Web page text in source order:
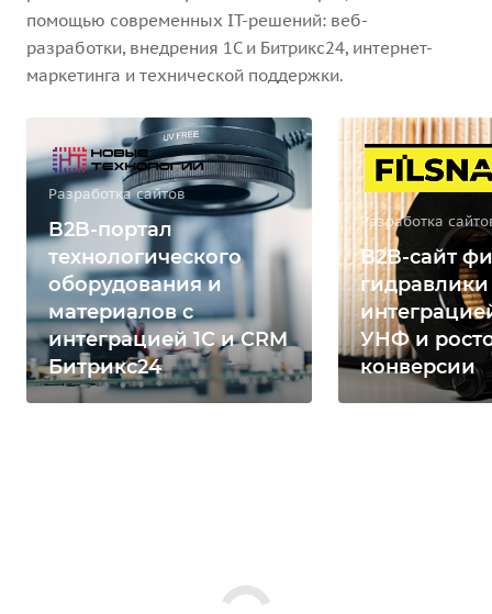
помощью современных IT-решений: веб-
разработки, внедрения 1С и Битрикс24, интернет-
маркетинга и технической поддержки.
Разработка сайтов
B2B-портал
технологического
оборудования и
материалов с
интеграцией 1С и CRM
Битрикс24
Разработка
B2B-сайт
гидравлики
УНФ и
конверсии